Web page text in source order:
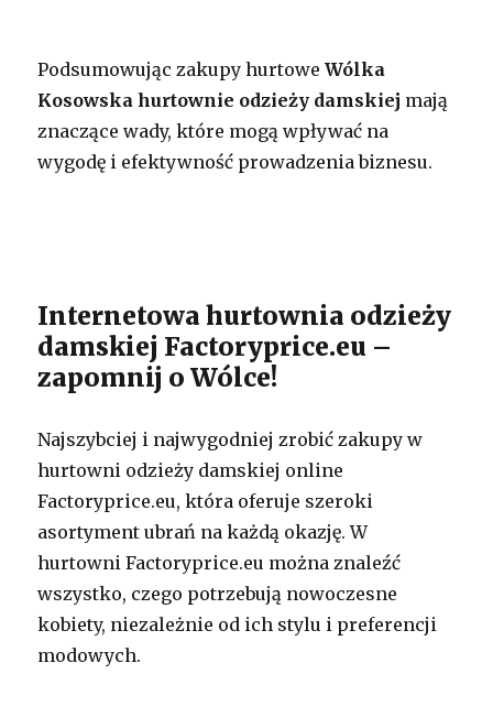
Podsumowując zakupy hurtoweWólka
Kosowska hurtownie odzieży damskiej mają
znaczące wady, które mogą wpływać na
wygodę i efektywność prowadzenia biznesu.
Internetowa hurtownia odzieży
damskiej Factoryprice.eu –
zapomnij o Wólce!
Najszybciej i najwygodniej zrobić zakupy w
hurtowni odzieży damskiej online
Factoryprice.eu, która oferuje szeroki
asortyment ubrań na każdą okazję. W
hurtowni Factoryprice.eu można znaleźć
wszystko, czego potrzebują nowoczesne
kobiety, niezależnie od ich stylu i preferencji
modowych.